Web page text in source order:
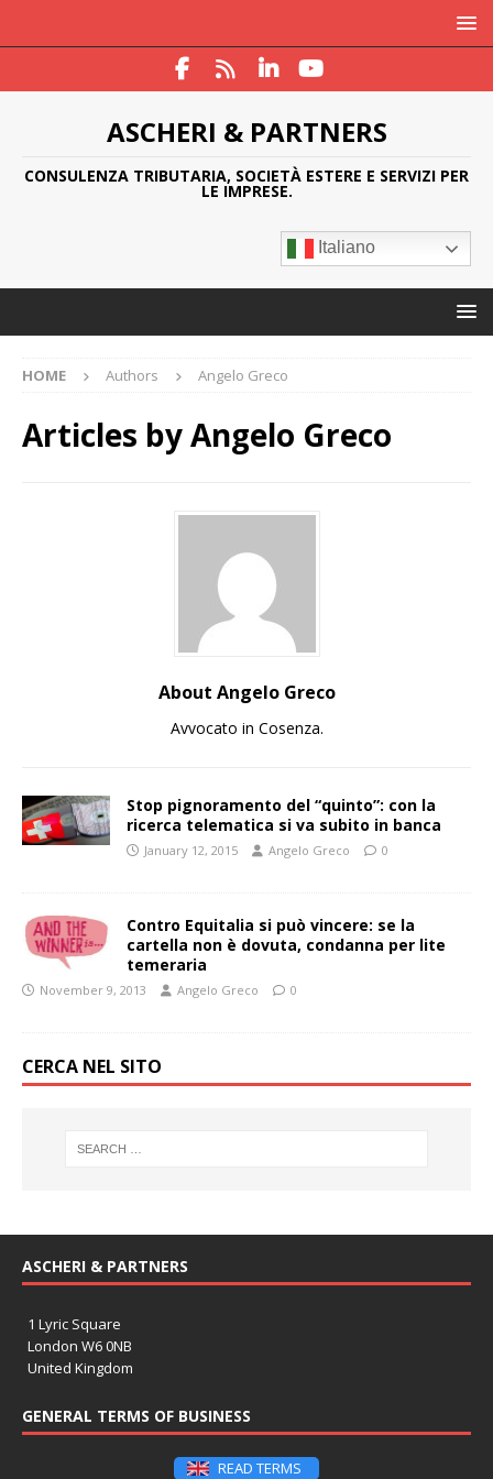
ASCHERI & PARTNERS
CONSULENZA TRIBUTARIA, SOCIETÀ ESTERE E SERVIZI PER
LE IMPRESE.
Italiano
HOME Authors Angelo Greco
Articles byAngelo Greco
About Angelo Greco
Avvocato in Cosenza.
Stop pignoramento del “quinto”: con la
ricerca telematica si va subito in banca
January 12, 2015 Angelo Greco 0
Contro Equitalia si può vincere: se la
cartella non è dovuta, condanna per lite
temeraria
November 9, 2013 Angelo Greco 0
CERCA NEL SITO
ASCHERI & PARTNERS
1 Lyric Square
London W6 0NB
United Kingdom
GENERAL TERMS OF BUSINESS
READ TERMS